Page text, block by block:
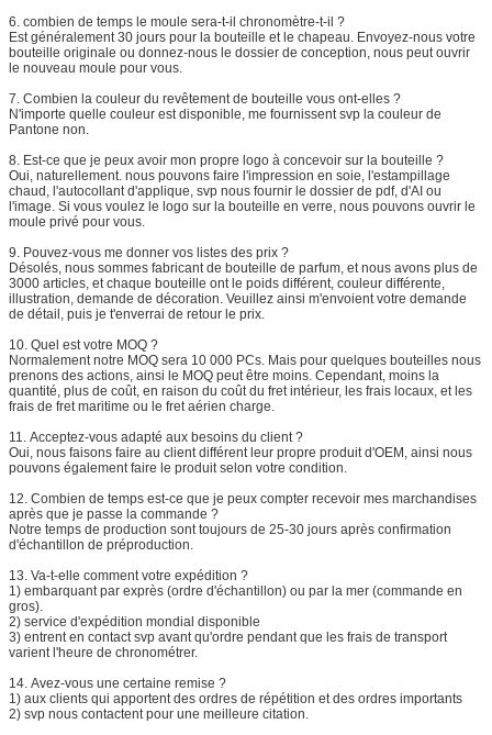
6. combien de temps le moule sera-t-il chronomètre-t-il ?
Est généralement 30 jours pour la bouteille et le chapeau. Envoyez-nous votre
bouteille originale ou donnez-nous le dossier de conception, nous peut ouvrir
le nouveau moule pour vous.
7. Combien la couleur du revêtement de bouteille vous ont-elles ?
N'importe quelle couleur est disponible, me fournissent svp la couleur de
Pantone non.
8. Est-ce que je peux avoir mon propre logo à concevoir sur la bouteille ?
Oui, naturellement. nous pouvons faire l'impression en soie, l'estampillage
chaud, l'autocollant d'applique, svp nous fournir le dossier de pdf, d'AI ou
l'image. Si vous voulez le logo sur la bouteille en verre, nous pouvons ouvrir le
moule privé pour vous.
9. Pouvez-vous me donner vos listes des prix ?
Désolés, nous sommes fabricant de bouteille de parfum, et nous avons plus de
3000 articles, et chaque bouteille ont le poids différent, couleur différente,
illustration, demande de décoration. Veuillez ainsi m'envoient votre demande
de détail, puis je t'enverrai de retour le prix.
10. Quel est votre MOQ ?
Normalement notre MOQ sera 10 000 PCs. Mais pour quelques bouteilles nous
prenons des actions, ainsi le MOQ peut être moins. Cependant, moins la
quantité, plus de coût, en raison du coût du fret intérieur, les frais locaux, et les
frais de fret maritime ou le fret aérien charge.
11. Acceptez-vous adapté aux besoins du client ?
Oui, nous faisons faire au client différent leur propre produit d'OEM, ainsi nous
pouvons également faire le produit selon votre condition.
12. Combien de temps est-ce que je peux compter recevoir mes marchandises
après que je passe la commande ?
Notre temps de production sont toujours de 25-30 jours après confirmation
d'échantillon de préproduction.
13. Va-t-elle comment votre expédition ?
1) embarquant par exprès (ordre d'échantillon) ou par la mer (commande en
gros).
2) service d'expédition mondial disponible
3) entrent en contact svp avant qu'ordre pendant que les frais de transport
varient l'heure de chronométrer.
14. Avez-vous une certaine remise ?
1) aux clients qui apportent des ordres de répétition et des ordres importants
2) svp nous contactent pour une meilleure citation.